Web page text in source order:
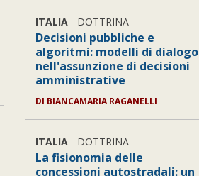
ITALIA- DOTTRINA
Decisioni pubbliche e
algoritmi: modelli di dialogo
nell'assunzione di decisioni
amministrative
DI BIANCAMARIA RAGANELLI
ITALIA- DOTTRINA
La fisionomia delle
concessioni autostradali: un